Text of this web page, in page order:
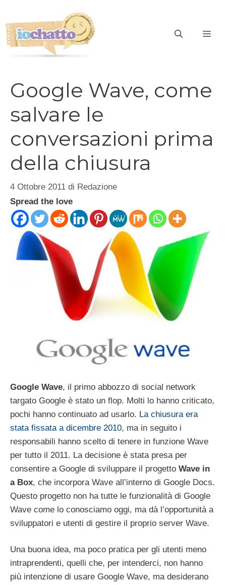
contenuto
Google Wave, come
salvare le
conversazioni prima
della chiusura
4 Ottobre 2011 di Redazione
Spread the love
Google Wave, il primo abbozzo di social network
targato Google è stato un flop. Molti lo hanno criticato,
pochi hanno continuato ad usarlo. La chiusura era
stata fissata a dicembre 2010, ma in seguito i
responsabili hanno scelto di tenere in funzione Wave
per tutto il 2011. La decisione è stata presa per
consentire a Google di sviluppare il progetto Wave in
a Box, che incorpora Wave all’interno di Google Docs.
Questo progetto non ha tutte le funzionalità di Google
Wave come lo conosciamo oggi, ma dà l’opportunità a
sviluppatori e utenti di gestire il proprio server Wave.
Una buona idea, ma poco pratica per gli utenti meno
intraprendenti, quelli che, per intenderci, non hanno
più intenzione di usare Google Wave, ma desiderano